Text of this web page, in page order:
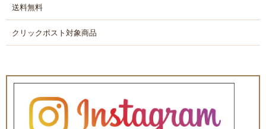
送料無料
クリックポスト対象商品